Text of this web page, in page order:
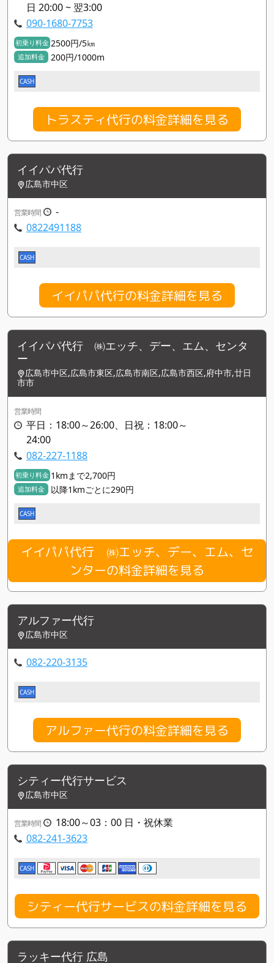
日 20:00 ~ 翌3:00
090-1680-7753
初乗り料金 2500円/5㎞
追加料金 200円/1000m
CASH
トラスティ代行の料金詳細を見る
イイパパ代行
広島市中区
営業時間
-
0822491188
CASH
イイパパ代行の料金詳細を見る
イイパパ代行 ㈱エッチ、デー、エム、センタ
ー
広島市中区,広島市東区,広島市南区,広島市西区,府中市,廿日
市市
営業時間
平日：18:00～26:00、日祝：18:00～
24:00
082-227-1188
初乗り料金 1kmまで2,700円
追加料金 以降1kmごとに290円
CASH
イイパパ代行 ㈱エッチ、デー、エム、セ
ンターの料金詳細を見る
アルファー代行
広島市中区
082-220-3135
CASH
アルファー代行の料金詳細を見る
シティー代行サービス
広島市中区
営業時間
18:00～03：00 ​日・祝休業
082-241-3623
CASH
シティー代行サービスの料金詳細を見る
ラッキー代行 広島